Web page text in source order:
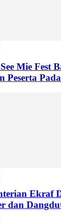
Mie Fest
Peserta
Ekraf
dan